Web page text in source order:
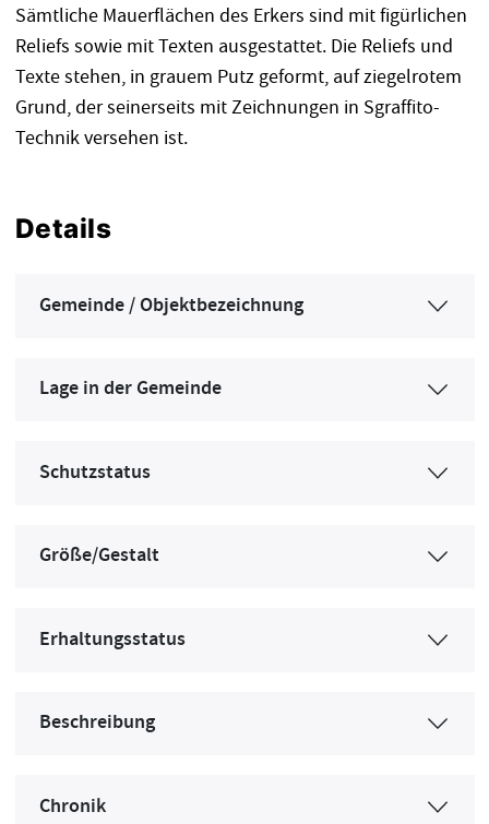
Sämtliche Mauerflächen des Erkers sind mit figürlichen
Reliefs sowie mit Texten ausgestattet. Die Reliefs und
Texte stehen, in grauem Putz geformt, auf ziegelrotem
Grund, der seinerseits mit Zeichnungen in Sgraffito-
Technik versehen ist.
Details
Gemeinde / Objektbezeichnung
Lage in der Gemeinde
Schutzstatus
Größe/Gestalt
Erhaltungsstatus
Beschreibung
Chronik